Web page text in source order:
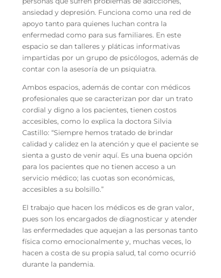
ansiedad y depresión. Funciona como una red de
apoyo tanto para quienes luchan contra la
enfermedad como para sus familiares. En este
espacio se dan talleres y pláticas informativas
impartidas por un grupo de psicólogos, además de
contar con la asesoría de un psiquiatra.
Ambos espacios, además de contar con médicos
profesionales que se caracterizan por dar un trato
cordial y digno a los pacientes, tienen costos
accesibles, como lo explica la doctora Silvia
Castillo: “Siempre hemos tratado de brindar
calidad y calidez en la atención y que el paciente se
sienta a gusto de venir aquí. Es una buena opción
para los pacientes que no tienen acceso a un
servicio médico; las cuotas son económicas,
accesibles a su bolsillo.”
El trabajo que hacen los médicos es de gran valor,
pues son los encargados de diagnosticar y atender
las enfermedades que aquejan a las personas tanto
física como emocionalmente y, muchas veces, lo
hacen a costa de su propia salud, tal como ocurrió
durante la pandemia.